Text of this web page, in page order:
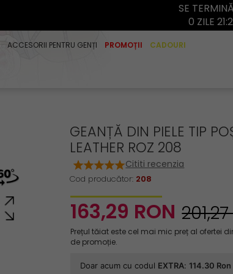
SE
0 ZILE
ACCESORII PENTRU GENȚI PROMOȚII CADOURI
GEANȚĂ DIN PIELE TIP
LEATHER ROZ 208
Cod producător: 208
Cititi recenzia
163,29 RON